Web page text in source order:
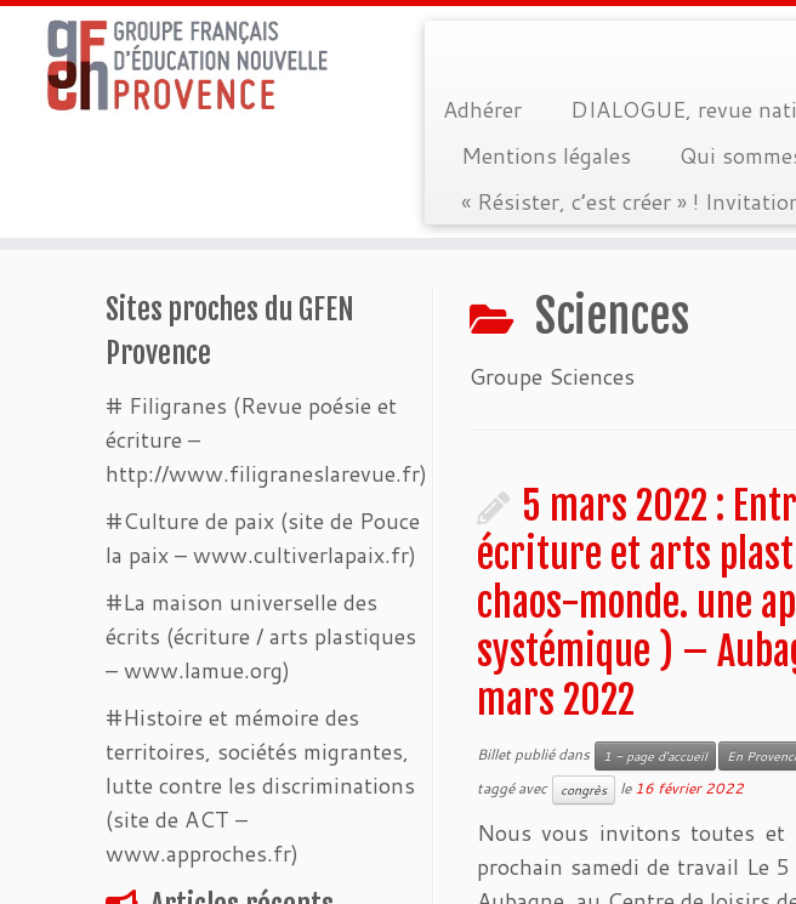
Adhérer DIALOGUE, revue
Mentions légales
Qui
« Résister, c’est créer » !
Sites proches du GFEN
Provence
# Filigranes (Revue poésie et
écriture –
http://www.filigraneslarevue.fr)
#Culture de paix (site de Pouce
la paix – www.cultiverlapaix.fr)
#La maison universelle des
écrits (écriture / arts plastiques
– www.lamue.org)
#Histoire et mémoire des
territoires, sociétés migrantes,
lutte contre les discriminations
(site de ACT –
www.approches.fr)
Sciences
Groupe Sciences
5 mars 2022 :
écriture et arts
chaos-monde. une
systémique ) –
mars 2022
Billet publié dans 1 - page d'accueil En
taggé avec
congrès le16 février 2022
Nous vous invitons toutes et
prochain samedi de travail Le